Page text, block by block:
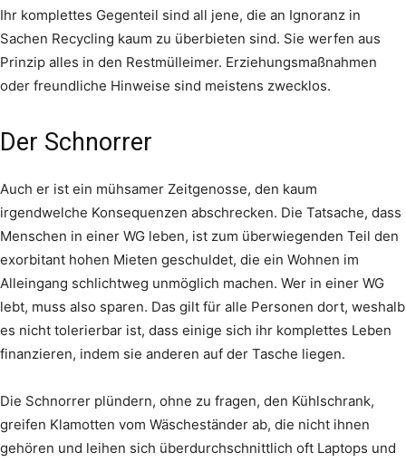
Ihr komplettes Gegenteil sind all jene, die an Ignoranz in
Sachen Recycling kaum zu überbieten sind. Sie werfen aus
Prinzip alles in den Restmülleimer. Erziehungsmaßnahmen
oder freundliche Hinweise sind meistens zwecklos.
Der Schnorrer
Auch er ist ein mühsamer Zeitgenosse, den kaum
irgendwelche Konsequenzen abschrecken. Die Tatsache, dass
Menschen in einer WG leben, ist zum überwiegenden Teil den
exorbitant hohen Mieten geschuldet, die ein Wohnen im
Alleingang schlichtweg unmöglich machen. Wer in einer WG
lebt, muss also sparen. Das gilt für alle Personen dort, weshalb
es nicht tolerierbar ist, dass einige sich ihr komplettes Leben
finanzieren, indem sie anderen auf der Tasche liegen.
Die Schnorrer plündern, ohne zu fragen, den Kühlschrank,
greifen Klamotten vom Wäscheständer ab, die nicht ihnen
gehören und leihen sich überdurchschnittlich oft Laptops und